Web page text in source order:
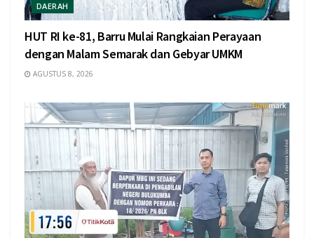
DAERAH
HUT RI ke-81, Barru Mulai Rangkaian Perayaan
dengan Malam Semarak dan Gebyar UMKM
AGUSTUS 8, 2026